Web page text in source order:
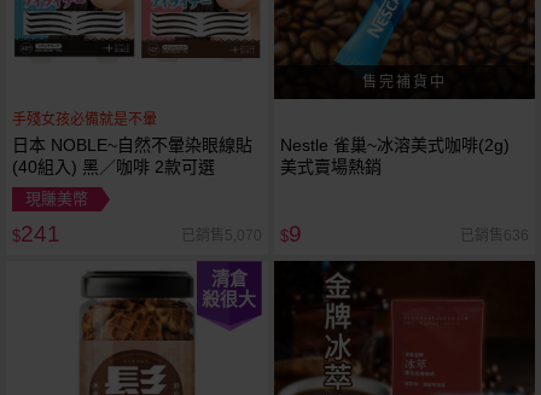
手殘女孩必備就是不暈
日本 NOBLE~自然不暈染眼線貼
(40組入) 黑／咖啡 2款可選
現賺美幣
$241 已銷售5,070
Nestle 雀巢~冰溶美式咖啡(2g)
美式賣場熱銷
$9 已銷售636
清倉
殺很大